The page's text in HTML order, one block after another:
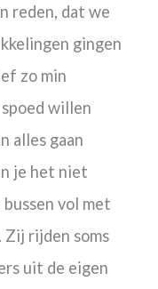
reden, dat we
gingen
zo min
willen
alles gaan
je het niet
vol met
Zij rijden soms
uit de eigen